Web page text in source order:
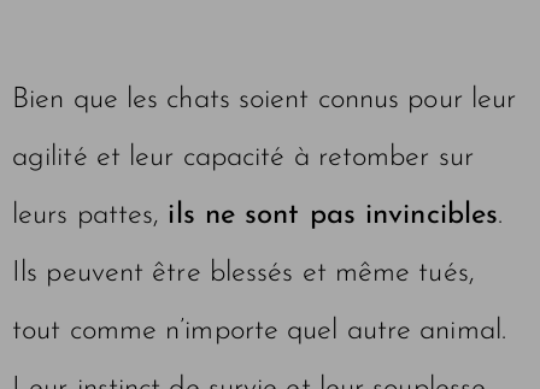
Bien que les chats soient connus pour leur
agilité et leur capacité à retomber sur
leurs pattes, ils ne sont pas invincibles.
Ils peuvent être blessés et même tués,
tout comme n’importe quel autre animal.